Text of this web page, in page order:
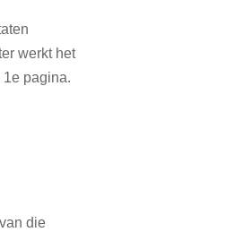
werkt het
pagina.
die